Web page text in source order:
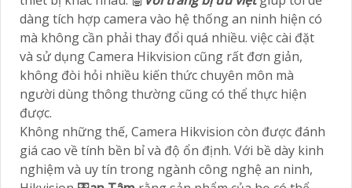
dàng tích hợp camera vào hệ thống an ninh hiện có
mà không cần phải thay đổi quá nhiều. việc cài đặt
và sử dụng Camera Hikvision cũng rất đơn giản,
không đòi hỏi nhiều kiến thức chuyên môn mà
người dùng thông thường cũng có thể thực hiện
được.
Không những thế, Camera Hikvision còn được đánh
giá cao về tính bền bỉ và độ ổn định. Với bề dày kinh
nghiệm và uy tín trong ngành công nghệ an ninh,